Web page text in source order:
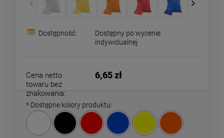
Dostępność:
Dostępny po wycenie
indywidualnej
Cena netto
towaru bez
znakowania:
6,65 zł
* Dostępne kolory produktu: